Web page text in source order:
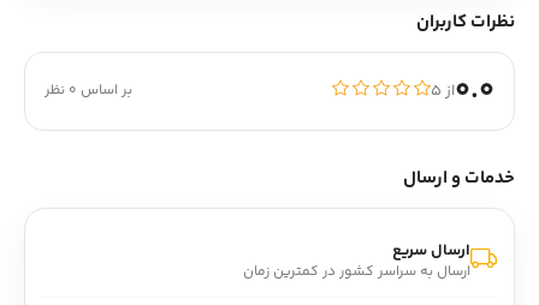
نظرات کاربران
0.0از ۵ بر اساس 0 نظر
خدمات و ارسال
ارسال سریع
ارسال به سراسر کشور در کمترین زمان